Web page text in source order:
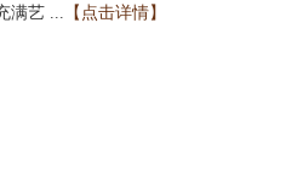
满艺 ... 【点击详情】